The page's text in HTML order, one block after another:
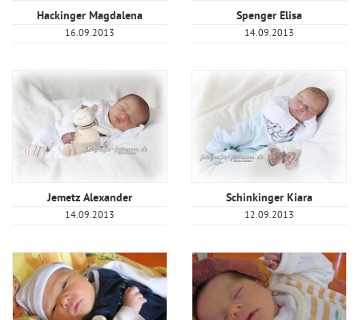
Hackinger Magdalena
16.09.2013
Spenger Elisa
14.09.2013
Jemetz Alexander
14.09.2013
Schinkinger Kiara
12.09.2013